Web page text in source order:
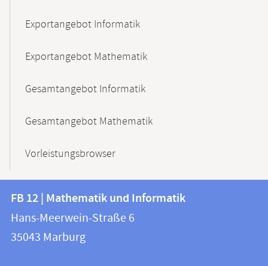
Exportangebot Informatik
Exportangebot Mathematik
Gesamtangebot Informatik
Gesamtangebot Mathematik
Vorleistungsbrowser
Kontakt
und
Informationen
FB
12
|
FB 12 | Mathematik und Informatik
Hans-Meerwein-Straße 6
35043 Marburg